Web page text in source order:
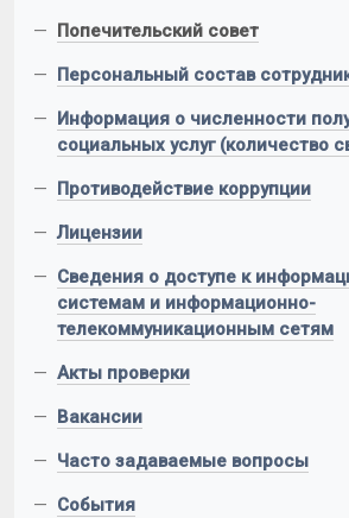
— Попечительский совет
— Персональный состав
— Информация о численности
социальных услуг (количество
— Противодействие коррупции
— Лицензии
— Сведения о доступе к
системам и информационно-
телекоммуникационным сетям
— Акты проверки
— Вакансии
— Часто задаваемые вопросы
— События